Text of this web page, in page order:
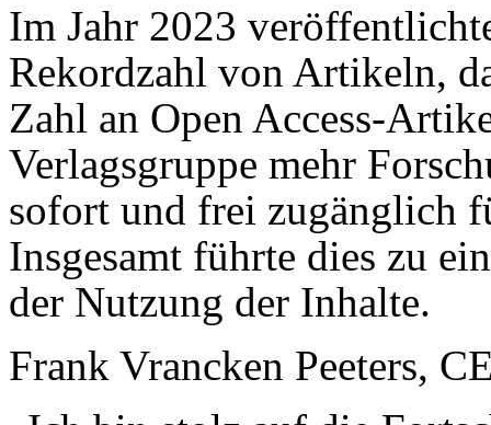
Im Jahr 2023
Rekordzahl von Artikeln,
Zahl an Open Access-
Verlagsgruppe mehr
sofort und frei zugänglich
Insgesamt führte dies zu
der Nutzung der Inhalte.
Frank Vrancken Peeters,